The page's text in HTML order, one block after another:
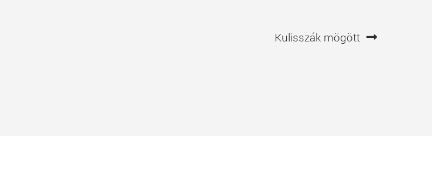
Következő
Kulisszák mögött